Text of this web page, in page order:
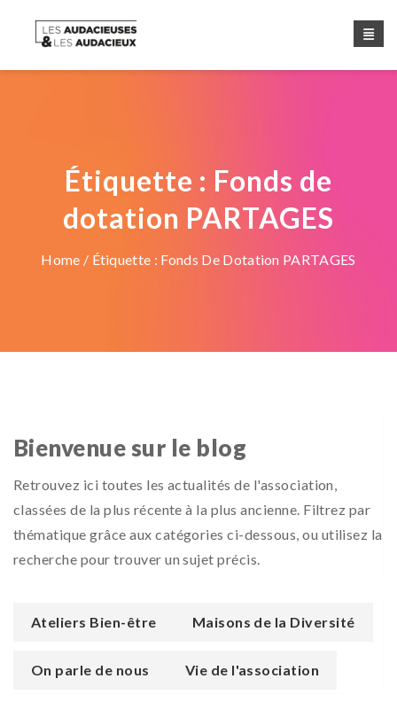
Étiquette : Fonds de
dotation PARTAGES
Home / Étiquette : Fonds De Dotation PARTAGES
Bienvenue sur le blog
Retrouvez ici toutes les actualités de l'association,
classées de la plus récente à la plus ancienne. Filtrez par
thématique grâce aux catégories ci-dessous, ou utilisez la
recherche pour trouver un sujet précis.
Ateliers Bien-être Maisons de la Diversité
On parle de nous Vie de l'association